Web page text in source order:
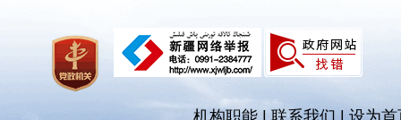
机构职能 联系我们|设为首